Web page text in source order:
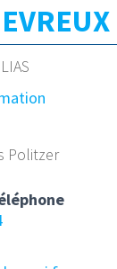
Politzer